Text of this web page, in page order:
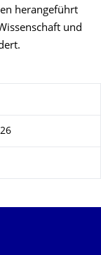
herangeführt
und